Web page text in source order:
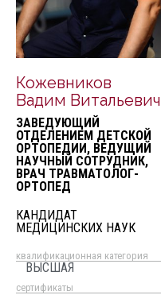
Кожевников
Вадим Витальевич
ЗАВЕДУЮЩИЙ
ОТДЕЛЕНИЕМ ДЕТСКОЙ
ОРТОПЕДИИ, ВЕДУЩИЙ
НАУЧНЫЙ СОТРУДНИК,
ВРАЧ ТРАВМАТОЛОГ-
ОРТОПЕД
КАНДИДАТ
МЕДИЦИНСКИХ НАУК
квалификационная категория
ВЫСШАЯ
cертификаты